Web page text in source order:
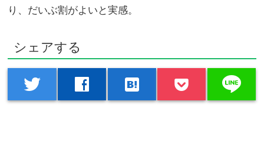
り、だいぶ割がよいと実感。
シェアする
twitter facebook hatenabookmark line